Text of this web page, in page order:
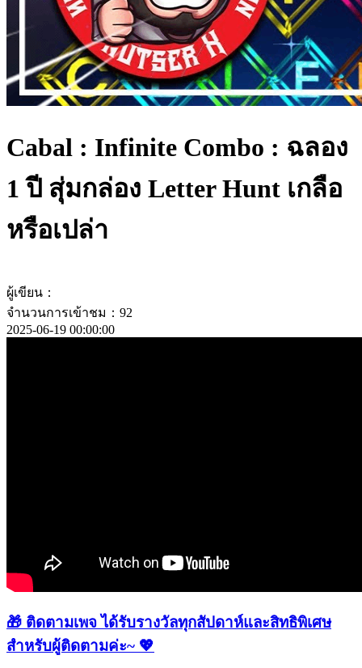
Cabal : Infinite Combo : ฉลอง
1 ปี สุ่มกล่อง Letter Hunt เกลือ
หรือเปล่า
ผู้เขียน：
จำนวนการเข้าชม：92
2025-06-19 00:00:00
🎁 ติดตามเพจ ได้รับรางวัลทุกสัปดาห์และสิทธิพิเศษ
สำหรับผู้ติดตามค่ะ~ 💖